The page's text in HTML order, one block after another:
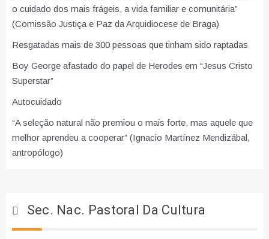
o cuidado dos mais frágeis, a vida familiar e comunitária”
(Comissão Justiça e Paz da Arquidiocese de Braga)
Resgatadas mais de 300 pessoas que tinham sido raptadas
Boy George afastado do papel de Herodes em “Jesus Cristo
Superstar”
Autocuidado
“A seleção natural não premiou o mais forte, mas aquele que
melhor aprendeu a cooperar” (Ignacio Martínez Mendizábal,
antropólogo)
Sec. Nac. Pastoral Da Cultura